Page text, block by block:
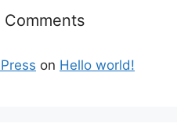
Comments
on Hello world!